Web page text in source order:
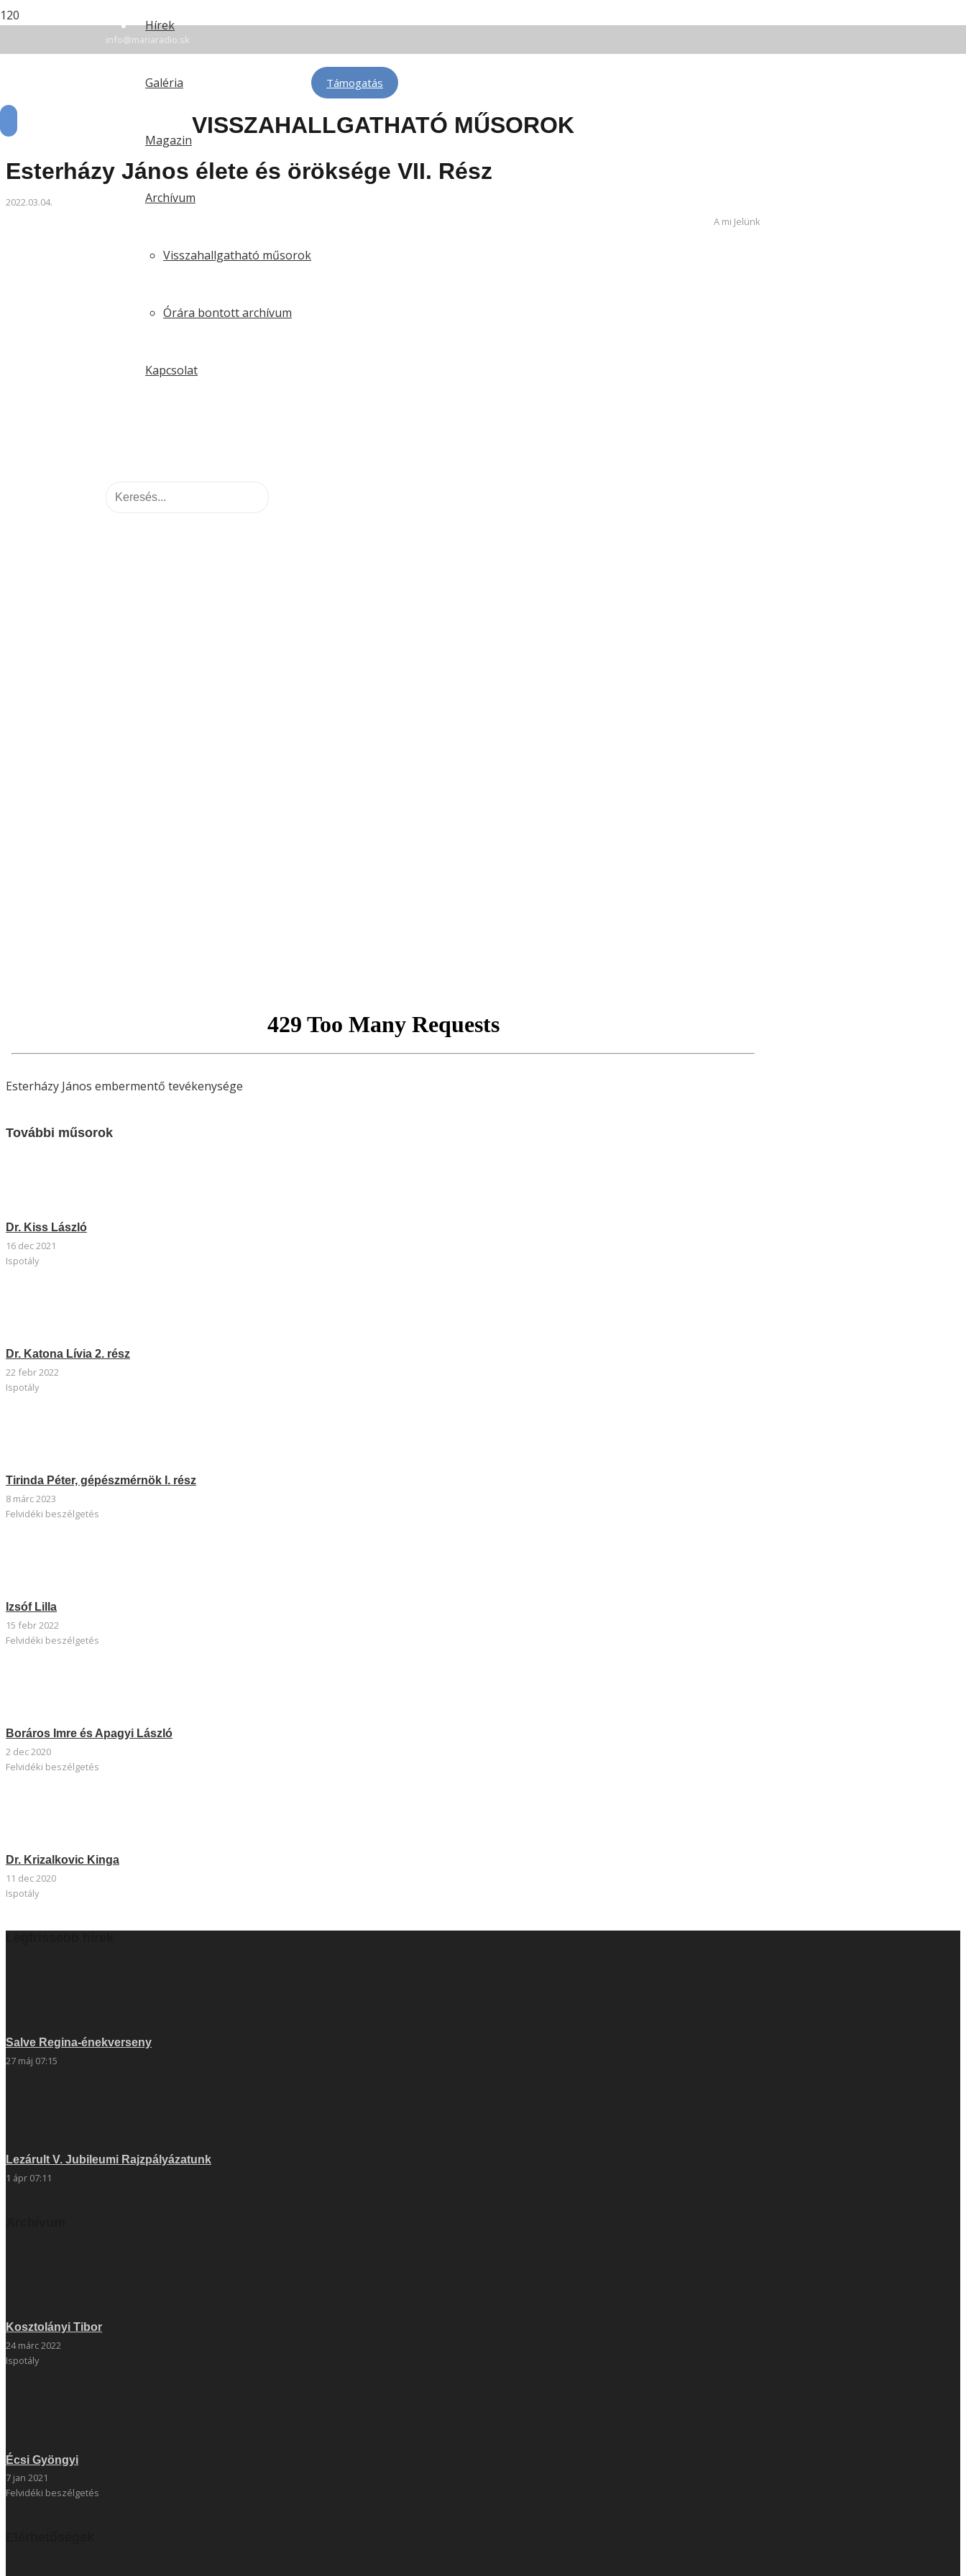
info@mariaradio.sk
Érsekújvár: FM 94,6 | Rozsnyó: FM 90,5 | Komárom: FM 88,3 | Telkibánya: FM 100,6 | Léva: FM 100,6 | Rimaszombat: FM 102,4
Hírek
Galéria
Magazin
Archívum
Visszahallgatható műsorok
Órára bontott archívum
Kapcsolat
Támogatás
VISSZAHALLGATHATÓ MŰSOROK
Esterházy János élete és öröksége VII. Rész
2022.03.04.
A mi Jelünk
Esterházy János embermentő tevékenysége
További műsorok
Dr. Kiss László
16 dec 2021
Ispotály
Dr. Katona Lívia 2. rész
22 febr 2022
Ispotály
Tirinda Péter, gépészmérnök I. rész
8 márc 2023
Felvidéki beszélgetés
Izsóf Lilla
15 febr 2022
Felvidéki beszélgetés
Boráros Imre és Apagyi László
2 dec 2020
Felvidéki beszélgetés
Dr. Krizalkovic Kinga
11 dec 2020
Ispotály
Salve Regina-énekverseny
27 máj 07:15
Lezárult V. Jubileumi Rajzpályázatunk
1 ápr 07:11
Kosztolányi Tibor
24 márc 2022
Ispotály
Écsi Gyöngyi
7 jan 2021
Felvidéki beszélgetés